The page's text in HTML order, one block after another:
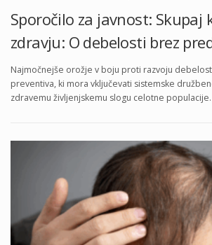
Sporočilo za javnost: Skupaj
zdravju: O debelosti brez
Najmočnejše orožje v boju proti razvoju
preventiva, ki mora vključevati sistemske
zdravemu življenjskemu slogu celotne populacije.